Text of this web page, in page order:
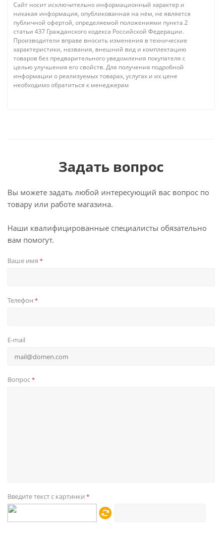
Сайт носит исключительно информационный характер и
никакая информация, опубликованная на нём, не является
публичной офертой, определяемой положениями пункта 2
статьи 437 Гражданского кодекса Российской Федерации.
Производители вправе вносить изменения в технические
характеристики, названия, внешний вид и комплектацию
товаров без предварительного уведомления покупателя с
целью улучшения его свойств. Для получения подробной
информации о реализуемых товарах, услугах и их цене
необходимо обратиться к менеджерам
Задать вопрос
Вы можете задать любой интересующий вас вопрос по
товару или работе магазина.
Наши квалифицированные специалисты обязательно
вам помогут.
Ваше имя *
Телефон *
E-mail
Вопрос*
Введите текст с картинки *